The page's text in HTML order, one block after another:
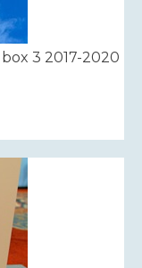
3 2017-2020